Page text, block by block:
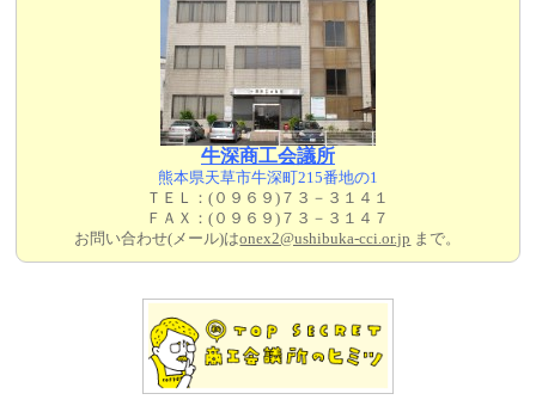
牛深商工会議所
熊本県天草市牛深町215番地の1
ＴＥＬ：(０９６９)７３－３１４１
ＦＡＸ：(０９６９)７３－３１４７
お問い合わせ(メール)はonex2@ushibuka-cci.or.jp まで。